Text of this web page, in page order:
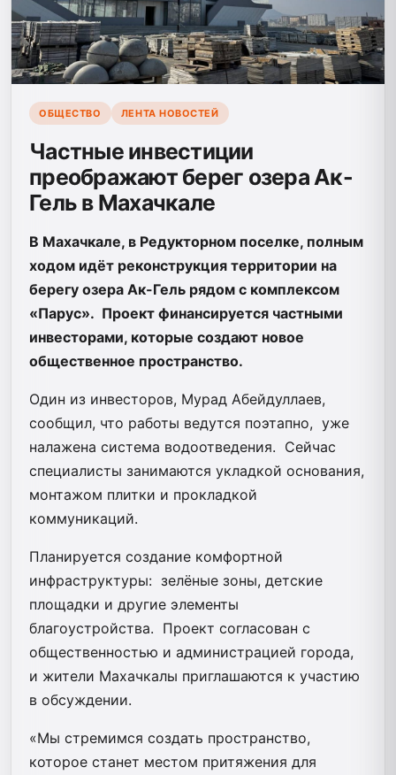
ОБЩЕСТВО ЛЕНТА НОВОСТЕЙ
Частные инвестиции
преображают берег озера Ак-
Гель в Махачкале
В Махачкале, в Редукторном поселке, полным
ходом идёт реконструкция территории на
берегу озера Ак-Гель рядом с комплексом
«Парус». Проект финансируется частными
инвесторами, которые создают новое
общественное пространство.
Один из инвесторов, Мурад Абейдуллаев,
сообщил, что работы ведутся поэтапно, уже
налажена система водоотведения. Сейчас
специалисты занимаются укладкой основания,
монтажом плитки и прокладкой
коммуникаций.
Планируется создание комфортной
инфраструктуры: зелёные зоны, детские
площадки и другие элементы
благоустройства. Проект согласован с
общественностью и администрацией города,
и жители Махачкалы приглашаются к участию
в обсуждении.
«Мы стремимся создать пространство,
которое станет местом притяжения для